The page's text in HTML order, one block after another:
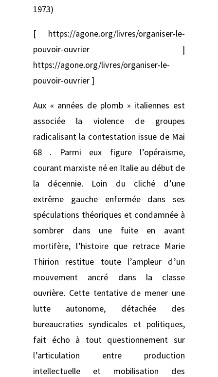
1973)
[ https://agone.org/livres/organiser-le-
pouvoir-ouvrier |
https://agone.org/livres/organiser-le-
pouvoir-ouvrier ]
Aux « années de plomb » italiennes est
associée la violence de groupes
radicalisant la contestation issue de Mai
68 . Parmi eux figure l’opéraïsme,
courant marxiste né en Italie au début de
la décennie. Loin du cliché d’une
extrême gauche enfermée dans ses
spéculations théoriques et condamnée à
sombrer dans une fuite en avant
mortifère, l’histoire que retrace Marie
Thirion restitue toute l’ampleur d’un
mouvement ancré dans la classe
ouvrière. Cette tentative de mener une
lutte autonome, détachée des
bureaucraties syndicales et politiques,
fait écho à tout questionnement sur
l’articulation entre production
intellectuelle et mobilisation des